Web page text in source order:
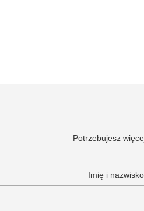
Potrzebujesz
Imię i nazwisko